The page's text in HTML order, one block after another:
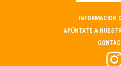
INFORMACIÓN
APÚNTATE A